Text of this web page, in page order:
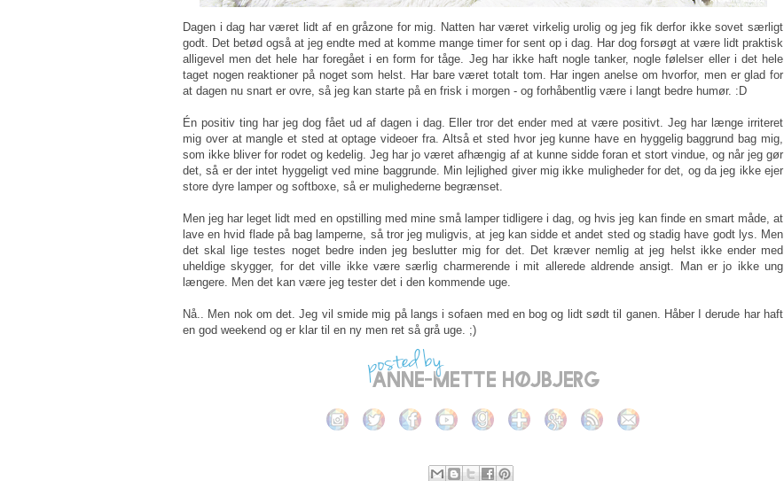
Dagen i dag har været lidt af en gråzone for mig. Natten har været virkelig urolig og jeg fik derfor ikke sovet særligt
godt. Det betød også at jeg endte med at komme mange timer for sent op i dag. Har dog forsøgt at være lidt praktisk
alligevel men det hele har foregået i en form for tåge. Jeg har ikke haft nogle tanker, nogle følelser eller i det hele
taget nogen reaktioner på noget som helst. Har bare været totalt tom. Har ingen anelse om hvorfor, men er glad for
at dagen nu snart er ovre, så jeg kan starte på en frisk i morgen - og forhåbentlig være i langt bedre humør. :D
Én positiv ting har jeg dog fået ud af dagen i dag. Eller tror det ender med at være positivt. Jeg har længe irriteret
mig over at mangle et sted at optage videoer fra. Altså et sted hvor jeg kunne have en hyggelig baggrund bag mig,
som ikke bliver for rodet og kedelig. Jeg har jo været afhængig af at kunne sidde foran et stort vindue, og når jeg gør
det, så er der intet hyggeligt ved mine baggrunde. Min lejlighed giver mig ikke muligheder for det, og da jeg ikke ejer
store dyre lamper og softboxe, så er mulighederne begrænset.
Men jeg har leget lidt med en opstilling med mine små lamper tidligere i dag, og hvis jeg kan finde en smart måde, at
lave en hvid flade på bag lamperne, så tror jeg muligvis, at jeg kan sidde et andet sted og stadig have godt lys. Men
det skal lige testes noget bedre inden jeg beslutter mig for det. Det kræver nemlig at jeg helst ikke ender med
uheldige skygger, for det ville ikke være særlig charmerende i mit allerede aldrende ansigt. Man er jo ikke ung
længere. Men det kan være jeg tester det i den kommende uge.
Nå.. Men nok om det. Jeg vil smide mig på langs i sofaen med en bog og lidt sødt til ganen. Håber I derude har haft
en god weekend og er klar til en ny men ret så grå uge. ;)